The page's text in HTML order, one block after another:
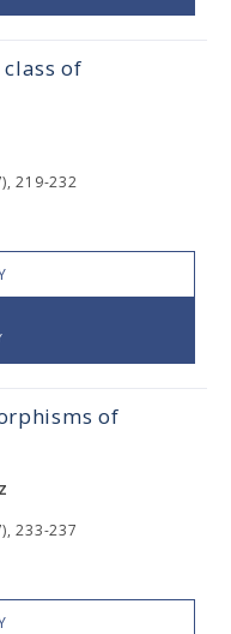
of
219-232
of
233-237